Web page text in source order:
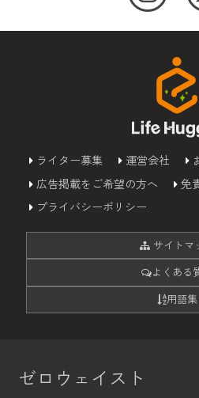
ライター募集 運営会社
広告掲載をご希望の方へ
免
プライバシーポリシー
サイトマ
よくある
用語集
ゼロウェイスト